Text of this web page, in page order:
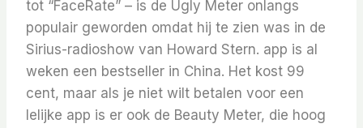
tot “FaceRate” – is de Ugly Meter onlangs
populair geworden omdat hij te zien was in de
Sirius-radioshow van Howard Stern. app is al
weken een bestseller in China. Het kost 99
cent, maar als je niet wilt betalen voor een
lelijke app is er ook de Beauty Meter, die hoog